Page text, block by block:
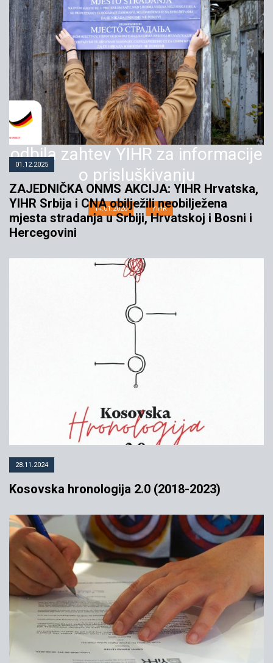
Kosovska obaveštajna agencija
odbila zahtev YIHR za informacije
o prisluškivanju
14.01.2020 YIHR
01.12.2025
ZAJEDNIČKA ONMS AKCIJA: YIHR Hrvatska,
YIHR Srbija i CNA obilježili neobilježena
mjesta stradanja u Srbiji, Hrvatskoj i Bosni i
Hercegovini
28.11.2024
Kosovska hronologija 2.0 (2018-2023)